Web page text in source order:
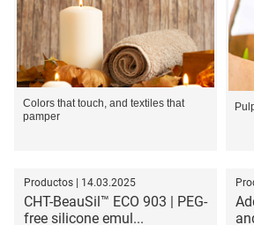
Colors that touch, and textiles that
pamper
Productos | 14.03.2025
CHT-BeauSil™ ECO 903 | PEG-
free silicone emul...